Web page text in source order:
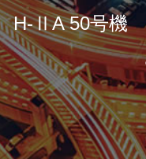
H-ⅡA 50号機